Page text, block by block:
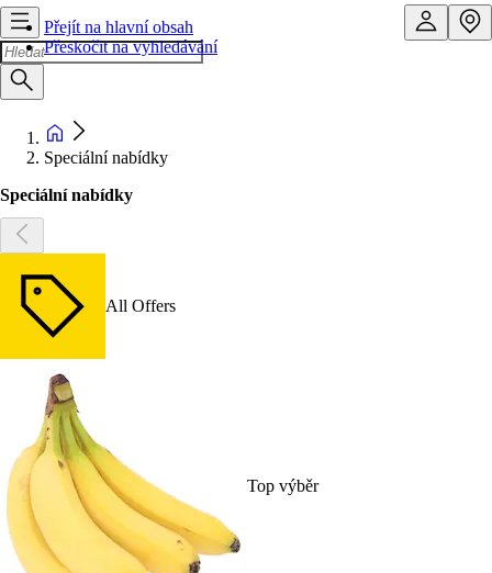
Přejít na hlavní obsah
Přeskočit na vyhledávání
Speciální nabídky
Speciální nabídky
All Offers
Top výběr